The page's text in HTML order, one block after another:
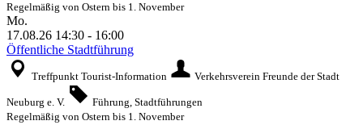
Regelmäßig von Ostern bis 1. November
Mo.
17.08.26 14:30 - 16:00
Öffentliche Stadtführung
Treffpunkt Tourist-Information Verkehrsverein Freunde der Stadt
Neuburg e. V.
Führung, Stadtführungen
Regelmäßig von Ostern bis 1. November